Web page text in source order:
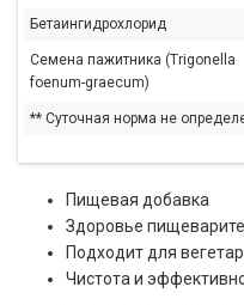
Бетаингидрохлорид
Семена пажитника (Trigonella
foenum-graecum)
** Суточная норма не
Пищевая добавка
Здоровье
Подходит для
Чистота и